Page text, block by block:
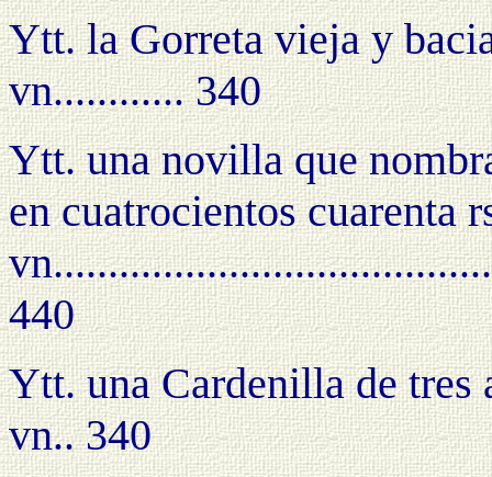
Ytt. la Gorreta vieja y
vn............ 340
Ytt. una novilla que
en cuatrocientos cuarenta
440
Ytt. una Cardenilla de tres
vn.. 340